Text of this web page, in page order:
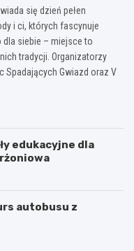
się dzień pełen
i ci, których fascynuje
siebie – miejsce to
tradycji. Organizatorzy
Spadających Gwiazd oraz V
edukacyjne dla
autobusu z